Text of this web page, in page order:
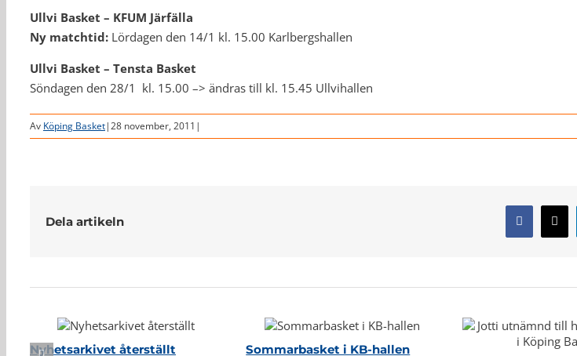
Ullvi Basket – KFUM Järfälla
Ny matchtid: Lördagen den 14/1 kl. 15.00 Karlbergshallen
Ullvi Basket – Tensta Basket
Söndagen den 28/1 kl. 15.00 –> ändras till kl. 15.45 Ullvihallen
Av Köping Basket|28 november, 2011 |
Dela artikeln Facebook
X
Nyhetsarkivet återställt
Sommarbasket i KB-hallen